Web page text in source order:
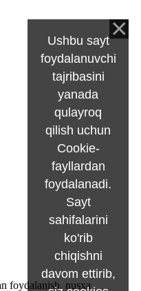
foydalanish, nusxa
Ushbu sayt
foydalanuvchi
tajribasini
yanada
qulayroq
qilish uchun
Cookie-
fayllardan
foydalanadi.
Sayt
sahifalarini
ko'rib
chiqishni
davom ettirib,